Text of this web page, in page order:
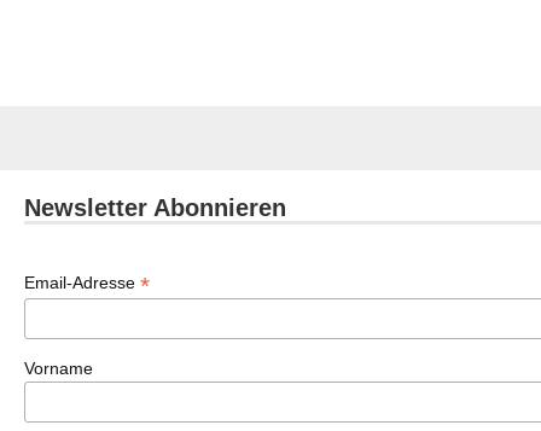
Newsletter Abonnieren
Email-Adresse *
Vorname